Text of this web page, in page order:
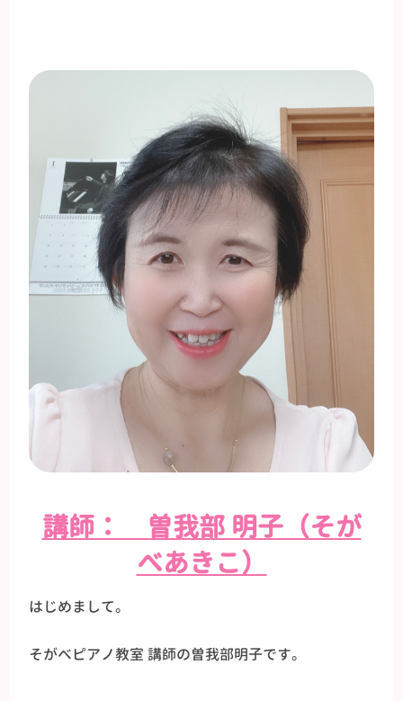
講師： 曽我部 明子（そが
べあきこ）
はじめまして。
そがべピアノ教室 講師の曽我部明子です。